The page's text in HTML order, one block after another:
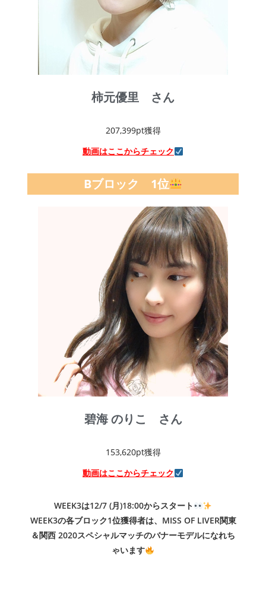
柿元優里 さん
207,399pt獲得
動画はここからチェック
Bブロック 1位
碧海 のりこ さん
153,620pt獲得
動画はここからチェック
WEEK3は12/7 (月)18:00からスタート
WEEK3の各ブロック1位獲得者は、MISS OF LIVER関東
＆関西 2020スペシャルマッチのバナーモデルになれち
ゃいます